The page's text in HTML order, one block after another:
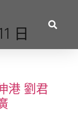
日
港 劉君